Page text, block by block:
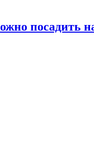
посадить